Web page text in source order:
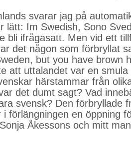
svarar jag på
lätt: Im Swedish, Sono
bli ifrågasatt. Men vid ett
det någon som förbryllat
but you have brown
att uttalandet var en smula
härstammar från
det dumt sagt? Vad
svensk? Den förbryllade
i förlängningen en öppning
Åkessons och mitt